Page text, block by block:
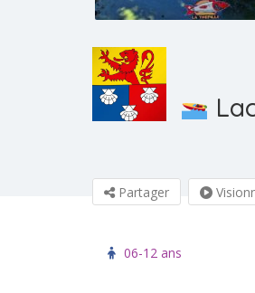
Partager
06-12 ans